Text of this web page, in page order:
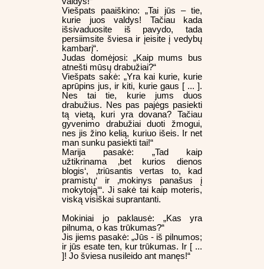
Viešpats paaiškino: „Tai jūs – tie,
kurie juos valdys! Tačiau kada
išsivaduosite iš pavydo, tada
persiimsite šviesa ir įeisite į vedybų
kambarį“.
Judas domėjosi: „Kaip mums bus
atnešti mūsų drabužiai?“
Viešpats sakė: „Yra kai kurie, kurie
aprūpins jus, ir kiti, kurie gaus [ ... ].
Nes tai tie, kurie jums duos
drabužius. Nes pas pajėgs pasiekti
tą vietą, kuri yra dovana? Tačiau
gyvenimo drabužiai duoti žmogui,
nes jis žino kelią, kuriuo išeis. Ir net
man sunku pasiekti tai!“
Marija pasakė: „Tad kaip
užtikrinama ‚bet kurios dienos
blogis‘, ‚triūsantis vertas to, kad
pramistų‘ ir ‚mokinys panašus į
mokytoją‘“. Ji sakė tai kaip moteris,
viską visiškai suprantanti.
Mokiniai jo paklausė: „Kas yra
pilnuma, o kas trūkumas?“
Jis jiems pasakė: „Jūs - iš pilnumos;
ir jūs esate ten, kur trūkumas. Ir [ ...
]! Jo šviesa nusileido ant manęs!“